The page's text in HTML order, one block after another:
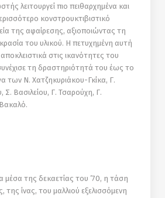
λειτουργεί πιο πειθαρχηµένα και
κονστρουκτιβιστικό
της αφαίρεσης, αξιοποιώντας τη
του υλικού. Η πετυχηµένη αυτή
στις ικανότητες του
τη δραστηριότητά του έως το
των Ν. Χατζηκυριάκου-Γκίκα, Γ.
Βασιλείου, Γ. Τσαρούχη, Γ.
της δεκαετίας του ’70, η τάση
ίνας, του µαλλιού εξελισσόµενη